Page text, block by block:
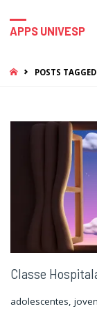
APPS UNIVESP
HOMEPOSTS
Classe
adolescentes,